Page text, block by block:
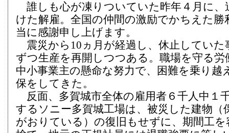
誰しも心が凍りついていた昨年４月に、
けた解雇。全国の仲間の激励でかちえた勝
当に感謝申し上げます。
震災から10ヵ月が経過し、休止していた
ずつ生産を再開しつつある。職場を守る労
中小事業主の懸命な努力で、困難を乗り越
保をしてきた。
反面、多賀城市全体の雇用者６千人中１
するソニー多賀城工場は、被災した建物（
がおりている）の復旧もせずに、期間工